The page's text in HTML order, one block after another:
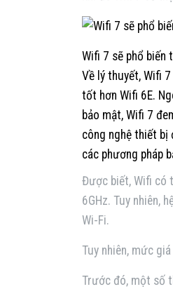
Wifi 7 sẽ phổ biến
Về lý thuyết, Wifi
tốt hơn Wifi 6E.
bảo mật, Wifi 7
công nghệ thiết bị
các phương pháp
Được biết, Wifi có
6GHz. Tuy nhiên,
Wi-Fi.
Tuy nhiên, mức
Trước đó, một số